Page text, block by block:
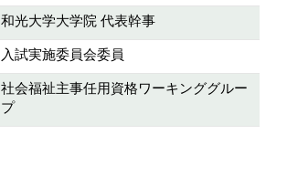
和光大学大学院 代表幹事
入試実施委員会委員
社会福祉主事任用資格ワーキンググルー
プ